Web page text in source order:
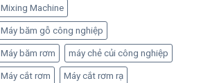
Mixing Machine
Máy băm gỗ công nghiệp
Máy băm rơm máy chẻ củi công nghiệp
Máy cắt rơm Máy cắt rơm rạ